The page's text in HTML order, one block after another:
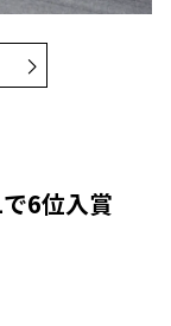
6位入賞